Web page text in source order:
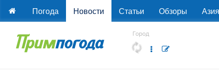
Погода Новости Статьи Обзоры Азия
Город